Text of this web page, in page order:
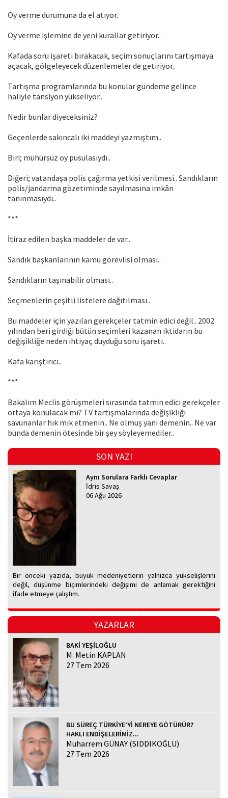
Oy verme durumuna da el atıyor.
Oy verme işlemine de yeni kurallar getiriyor..
Kafada soru işareti bırakacak, seçim sonuçlarını tartışmaya
açacak, gölgeleyecek düzenlemeler de getiriyor..
Tartışma programlarında bu konular gündeme gelince
haliyle tansiyon yükseliyor..
Nedir bunlar diyeceksiniz?
Geçenlerde sakıncalı iki maddeyi yazmıştım..
Biri; mühürsüz oy pusulasıydı..
Diğeri; vatandaşa polis çağırma yetkisi verilmesi.. Sandıkların
polis/jandarma gözetiminde sayılmasına imkân
tanınmasıydı..
***
İtiraz edilen başka maddeler de var..
Sandık başkanlarının kamu görevlisi olması..
Sandıkların taşınabilir olması..
Seçmenlerin çeşitli listelere dağıtılması..
Bu maddeler için yazılan gerekçeler tatmin edici değil.. 2002
yılından beri girdiği bütün seçimleri kazanan iktidarın bu
değişikliğe neden ihtiyaç duyduğu soru işareti..
Kafa karıştırıcı..
***
Bakalım Meclis görüşmeleri sırasında tatmin edici gerekçeler
ortaya konulacak mı? TV tartışmalarında değişikliği
savunanlar hık mık etmenin.. Ne olmuş yani demenin.. Ne var
bunda demenin ötesinde bir şey söyleyemediler..
SON YAZI
Aynı Sorulara Farklı Cevaplar
İdris Savaş
06 Ağu 2026
Bir önceki yazıda, büyük medeniyetlerin yalnızca yükselişlerini
değil, düşünme biçimlerindeki değişimi de anlamak gerektiğini
ifade etmeye çalıştım.
YAZARLAR
BAKİ YEŞİLOĞLU
M. Metin KAPLAN
27 Tem 2026
BU SÜREÇ TÜRKİYE’Yİ NEREYE GÖTÜRÜR?
HAKLI ENDİŞELERİMİZ...
Muharrem GÜNAY (SIDDIKOĞLU)
27 Tem 2026